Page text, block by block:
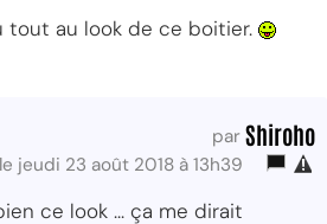
tout au look de ce boitier.
par Shiroho
le jeudi 23 août 2018 à 13h39
ce look ... ça me dirait